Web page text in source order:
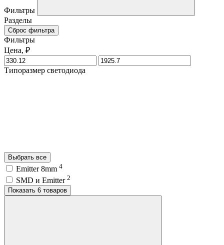
Фильтры
Разделы
Сброс фильтра
Фильтры
Цена, ₽
Типоразмер светодиода
Выбрать все
Emitter 8mm 4
SMD и Emitter 2
Показать 6 товаров